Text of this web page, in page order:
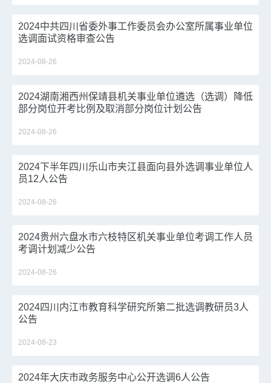
2024中共四川省委外事工作委员会办公室所属事业单位
选调面试资格审查公告
2024-08-26
2024湖南湘西州保靖县机关事业单位遴选（选调）降低
部分岗位开考比例及取消部分岗位计划公告
2024-08-26
2024下半年四川乐山市夹江县面向县外选调事业单位人
员12人公告
2024-08-26
2024贵州六盘水市六枝特区机关事业单位考调工作人员
考调计划减少公告
2024-08-26
2024四川内江市教育科学研究所第二批选调教研员3人
公告
2024-08-23
2024年大庆市政务服务中心公开选调6人公告